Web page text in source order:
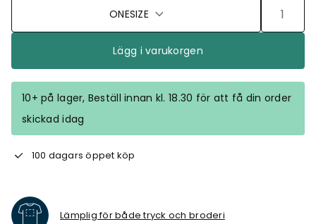
ONESIZE
Lägg i varukorgen
10+ på lager, Beställ innan kl. 18.30 för att få din order
skickad idag
100 dagars öppet köp
Lämplig för både tryck och broderi